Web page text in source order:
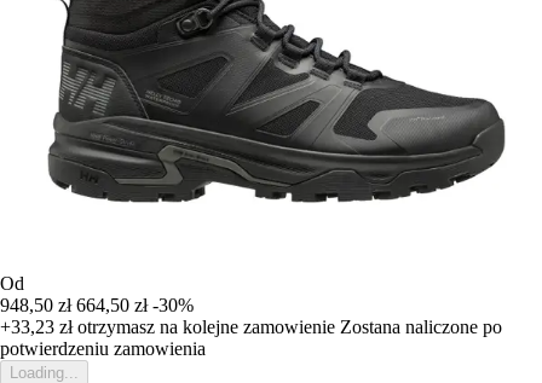
Od
948,50 zł 664,50 zł -30%
+33,23 złotrzymasz na kolejne zamowienie Zostana naliczone po
potwierdzeniu zamowienia
Loading...